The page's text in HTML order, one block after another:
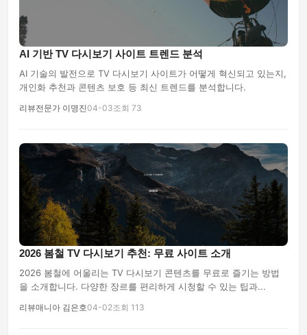
AI 기반 TV 다시보기 사이트 트렌드 분석
AI 기술의 발전으로 TV 다시보기 사이트가 어떻게 혁신되고 있는지,
개인화 추천과 콘텐츠 보호 등 최신 트렌드를 분석합니다.
리뷰전문가 이명진04-03조회 73
2026 봄철 TV 다시보기 추천: 무료 사이트 소개
2026 봄철에 어울리는 TV 다시보기 콘텐츠를 무료로 즐기는 방법
을 소개합니다. 다양한 장르를 편리하게 시청할 수 있는 팁과...
리뷰매니아 김은호04-02조회 113